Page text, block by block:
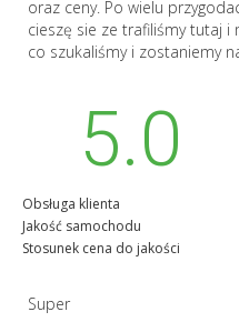
oraz ceny. Po wielu
cieszę sie ze trafiliśmy tutaj i
co szukaliśmy i zostaniemy
5.0
Obsługa klienta
Jakość samochodu
Stosunek cena do jakości
Super